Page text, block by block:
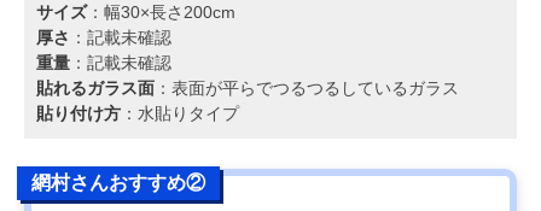
サイズ：幅30×長さ200cm
厚さ ：記載未確認
重量 ：記載未確認
貼れるガラス面 ：表面が平らでつるつるしているガラス
貼り付け方 ：水貼りタイプ
網村さんおすすめ②